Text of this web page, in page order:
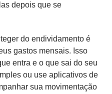
depois que se
do endividamento é
gastos mensais. Isso
entra e o que sai do seu
ou use aplicativos de
sua movimentação